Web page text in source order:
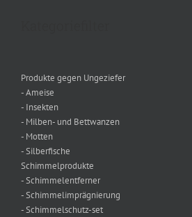
Produkte gegen Ungeziefer
- Ameise
- Insekten
- Milben- und Bettwanzen
- Motten
- Silberfische
Schimmelprodukte
- Schimmelentferner
- Schimmelimprägnierung
- Schimmelschutz-set